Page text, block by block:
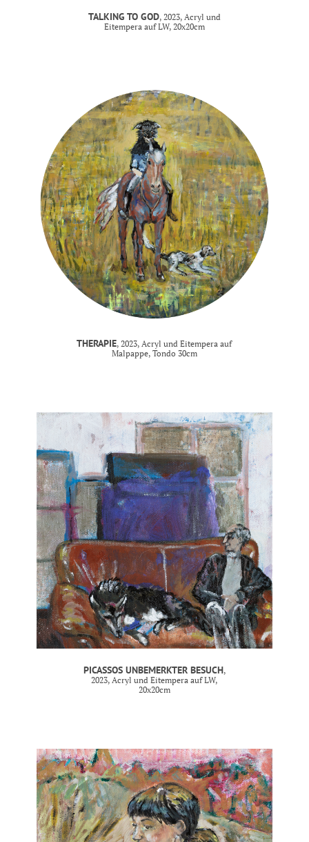
TALKING TO GOD, 2023, Acryl und
Eitempera auf LW, 20x20cm
THERAPIE, 2023, Acryl und Eitempera auf
Malpappe, Tondo 30cm
PICASSOS UNBEMERKTER BESUCH,
2023, Acryl und Eitempera auf LW,
20x20cm